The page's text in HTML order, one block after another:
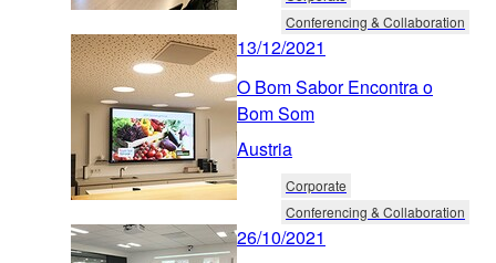
Conferencing & Collaboration
13/12/2021
O Bom Sabor Encontra o
Bom Som
Austria
Corporate
Conferencing & Collaboration
26/10/2021